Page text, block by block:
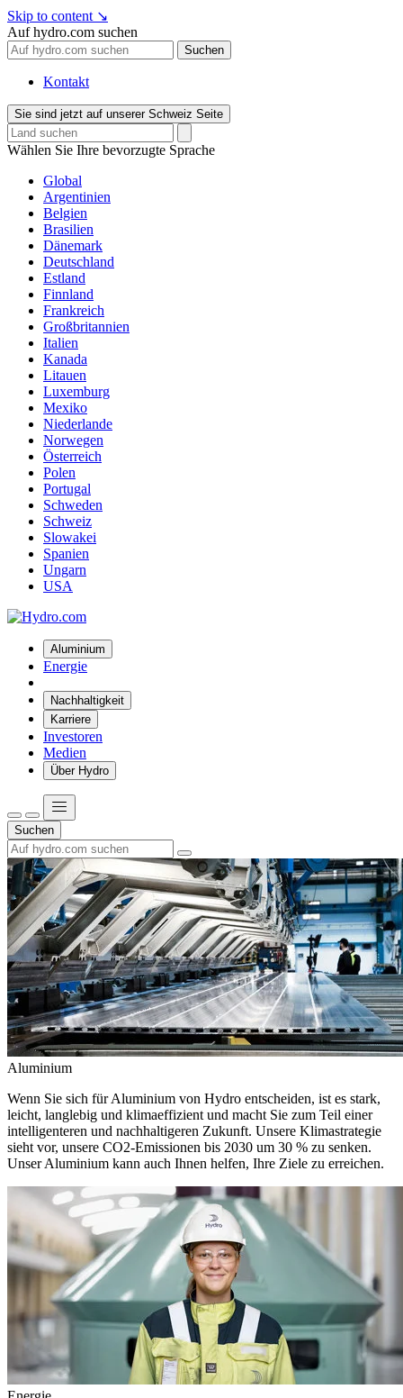
Skip to content ↘
Auf hydro.com suchen
Suchen
Kontakt
Sie sind jetzt auf unserer Schweiz Seite
Wählen Sie Ihre bevorzugte Sprache
Global
Argentinien
Belgien
Brasilien
Dänemark
Deutschland
Estland
Finnland
Frankreich
Großbritannien
Italien
Kanada
Litauen
Luxemburg
Mexiko
Niederlande
Norwegen
Österreich
Polen
Portugal
Schweden
Schweiz
Slowakei
Spanien
Ungarn
USA
Aluminium
Energie
Nachhaltigkeit
Karriere
Investoren
Medien
Über Hydro
Suchen
Aluminium
Wenn Sie sich für Aluminium von Hydro entscheiden, ist es stark,
leicht, langlebig und klimaeffizient und macht Sie zum Teil einer
intelligenteren und nachhaltigeren Zukunft. Unsere Klimastrategie
sieht vor, unsere CO2-Emissionen bis 2030 um 30 % zu senken.
Unser Aluminium kann auch Ihnen helfen, Ihre Ziele zu erreichen.